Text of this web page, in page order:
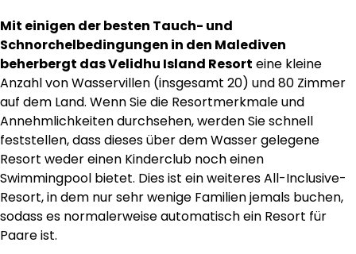
Mit einigen der besten Tauch- und
Schnorchelbedingungen in den Malediven
beherbergt das Velidhu Island Resort eine kleine
Anzahl von Wasservillen (insgesamt 20) und 80 Zimmer
auf dem Land. Wenn Sie die Resortmerkmale und
Annehmlichkeiten durchsehen, werden Sie schnell
feststellen, dass dieses über dem Wasser gelegene
Resort weder einen Kinderclub noch einen
Swimmingpool bietet. Dies ist ein weiteres All-Inclusive-
Resort, in dem nur sehr wenige Familien jemals buchen,
sodass es normalerweise automatisch ein Resort für
Paare ist.